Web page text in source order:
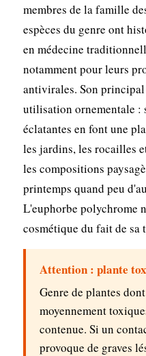
membres de la famille
espèces du genre ont
en médecine
notamment pour leurs
antivirales. Son
utilisation ornementale :
éclatantes en font une
les jardins, les rocailles
les compositions
printemps quand peu
L'euphorbe polychrome
cosmétique du fait de sa
Attention : plante
Genre de plantes
moyennement
contenue. Si un
provoque de graves